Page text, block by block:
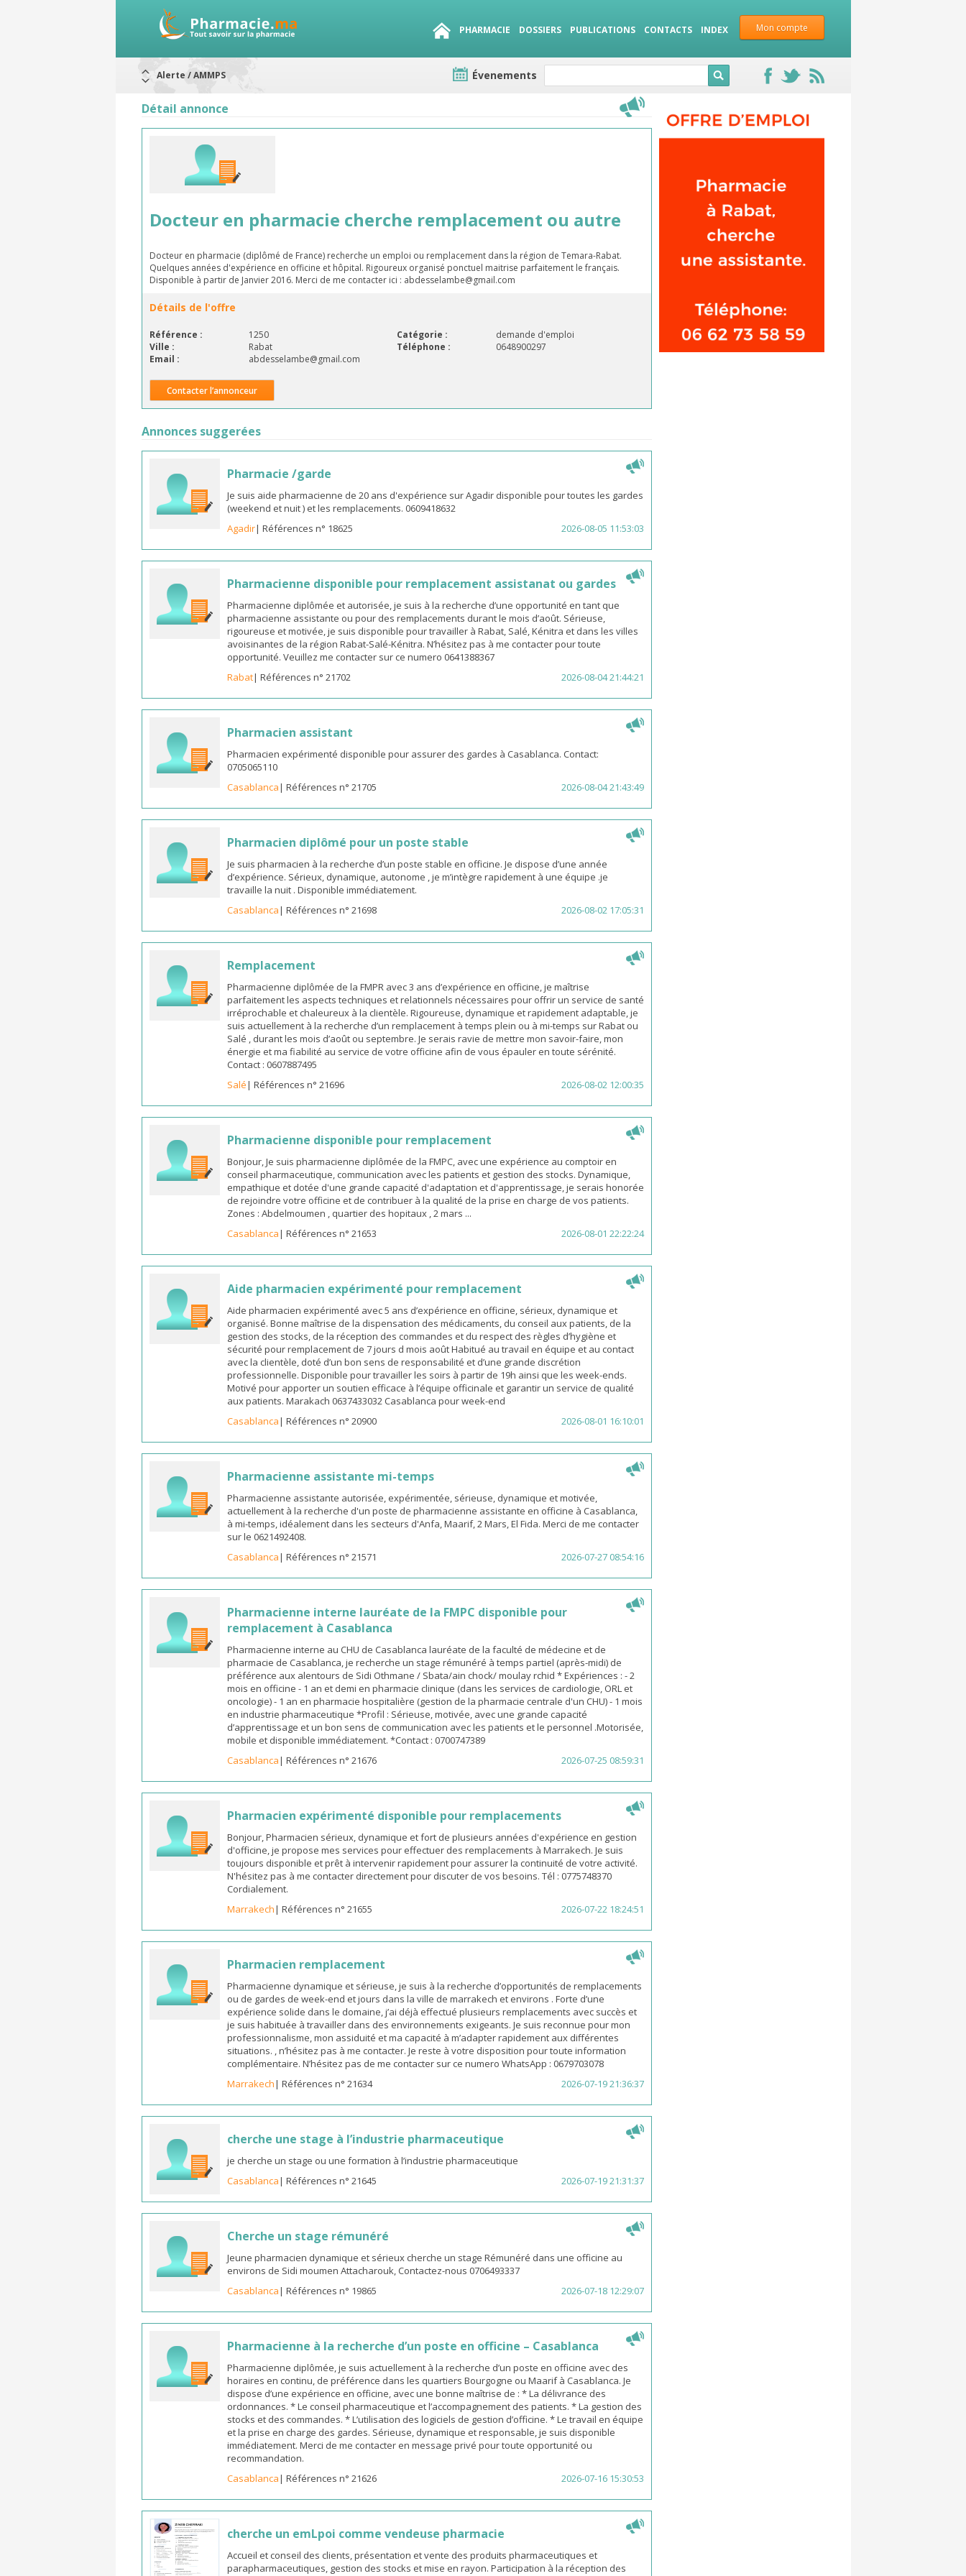
Mon compte
PHARMACIE DOSSIERS PUBLICATIONS CONTACTS INDEX
Alerte / AMMPS
ARRÊT DE COMMERCIALISATION
Rappel de lots : préparations lactées
Évenements
Détail annonce
Docteur en pharmacie cherche remplacement ou autre
Docteur en pharmacie (diplômé de France) recherche un emploi ou remplacement dans la région de Temara-Rabat.
Quelques années d'expérience en officine et hôpital. Rigoureux organisé ponctuel maitrise parfaitement le français.
Disponible à partir de Janvier 2016. Merci de me contacter ici : abdesselambe@gmail.com
Détails de l'offre
Référence : 1250 Catégorie :
demande d'emploi
Ville :
Rabat Téléphone :
0648900297
Email :
abdesselambe@gmail.com
Contacter l’annonceur
Annonces suggerées
Pharmacie /garde
Je suis aide pharmacienne de 20 ans d'expérience sur Agadir disponible pour toutes les gardes
(weekend et nuit ) et les remplacements. 0609418632
Agadir| Références n° 18625 2026-08-05 11:53:03
Pharmacienne disponible pour remplacement assistanat ou gardes
Pharmacienne diplômée et autorisée, je suis à la recherche d’une opportunité en tant que
pharmacienne assistante ou pour des remplacements durant le mois d’août. Sérieuse,
rigoureuse et motivée, je suis disponible pour travailler à Rabat, Salé, Kénitra et dans les villes
avoisinantes de la région Rabat-Salé-Kénitra. N’hésitez pas à me contacter pour toute
opportunité. Veuillez me contacter sur ce numero 0641388367
Rabat| Références n° 21702 2026-08-04 21:44:21
Pharmacien assistant
Pharmacien expérimenté disponible pour assurer des gardes à Casablanca. Contact:
0705065110
Casablanca| Références n° 21705 2026-08-04 21:43:49
Pharmacien diplômé pour un poste stable
Je suis pharmacien à la recherche d’un poste stable en officine. Je dispose d’une année
d’expérience. Sérieux, dynamique, autonome , je m’intègre rapidement à une équipe .je
travaille la nuit . Disponible immédiatement.
Casablanca| Références n° 21698 2026-08-02 17:05:31
Remplacement
Pharmacienne diplômée de la FMPR avec 3 ans d’expérience en officine, je maîtrise
parfaitement les aspects techniques et relationnels nécessaires pour offrir un service de santé
irréprochable et chaleureux à la clientèle. Rigoureuse, dynamique et rapidement adaptable, je
suis actuellement à la recherche d’un remplacement à temps plein ou à mi-temps sur Rabat ou
Salé , durant les mois d’août ou septembre. Je serais ravie de mettre mon savoir-faire, mon
énergie et ma fiabilité au service de votre officine afin de vous épauler en toute sérénité.
Contact : 0607887495
Salé| Références n° 21696 2026-08-02 12:00:35
Pharmacienne disponible pour remplacement
Bonjour, Je suis pharmacienne diplômée de la FMPC, avec une expérience au comptoir en
conseil pharmaceutique, communication avec les patients et gestion des stocks. Dynamique,
empathique et dotée d'une grande capacité d'adaptation et d'apprentissage, je serais honorée
de rejoindre votre officine et de contribuer à la qualité de la prise en charge de vos patients.
Zones : Abdelmoumen , quartier des hopitaux , 2 mars ...
Casablanca| Références n° 21653 2026-08-01 22:22:24
Aide pharmacien expérimenté pour remplacement
Aide pharmacien expérimenté avec 5 ans d’expérience en officine, sérieux, dynamique et
organisé. Bonne maîtrise de la dispensation des médicaments, du conseil aux patients, de la
gestion des stocks, de la réception des commandes et du respect des règles d’hygiène et
sécurité pour remplacement de 7 jours d mois août Habitué au travail en équipe et au contact
avec la clientèle, doté d’un bon sens de responsabilité et d’une grande discrétion
professionnelle. Disponible pour travailler les soirs à partir de 19h ainsi que les week-ends.
Motivé pour apporter un soutien efficace à l’équipe officinale et garantir un service de qualité
aux patients. Marakach 0637433032 Casablanca pour week-end
Casablanca| Références n° 20900 2026-08-01 16:10:01
Pharmacienne assistante mi-temps
Pharmacienne assistante autorisée, expérimentée, sérieuse, dynamique et motivée,
actuellement à la recherche d'un poste de pharmacienne assistante en officine à Casablanca,
à mi-temps, idéalement dans les secteurs d'Anfa, Maarif, 2 Mars, El Fida. Merci de me contacter
sur le 0621492408.
Casablanca| Références n° 21571 2026-07-27 08:54:16
Pharmacienne interne lauréate de la FMPC disponible pour
remplacement à Casablanca
Pharmacienne interne au CHU de Casablanca lauréate de la faculté de médecine et de
pharmacie de Casablanca, je recherche un stage rémunéré à temps partiel (après-midi) de
préférence aux alentours de Sidi Othmane / Sbata/ain chock/ moulay rchid * Expériences : - 2
mois en officine - 1 an et demi en pharmacie clinique (dans les services de cardiologie, ORL et
oncologie) - 1 an en pharmacie hospitalière (gestion de la pharmacie centrale d'un CHU) - 1 mois
en industrie pharmaceutique *Profil : Sérieuse, motivée, avec une grande capacité
d’apprentissage et un bon sens de communication avec les patients et le personnel .Motorisée,
mobile et disponible immédiatement. *Contact : 0700747389
Casablanca| Références n° 21676 2026-07-25 08:59:31
Pharmacien expérimenté disponible pour remplacements
Bonjour, Pharmacien sérieux, dynamique et fort de plusieurs années d'expérience en gestion
d'officine, je propose mes services pour effectuer des remplacements à Marrakech. Je suis
toujours disponible et prêt à intervenir rapidement pour assurer la continuité de votre activité.
N'hésitez pas à me contacter directement pour discuter de vos besoins. Tél : 0775748370
Cordialement.
Marrakech| Références n° 21655 2026-07-22 18:24:51
Pharmacien remplacement
Pharmacienne dynamique et sérieuse, je suis à la recherche d’opportunités de remplacements
ou de gardes de week-end et jours dans la ville de marrakech et environs . Forte d’une
expérience solide dans le domaine, j’ai déjà effectué plusieurs remplacements avec succès et
je suis habituée à travailler dans des environnements exigeants. Je suis reconnue pour mon
professionnalisme, mon assiduité et ma capacité à m’adapter rapidement aux différentes
situations. , n’hésitez pas à me contacter. Je reste à votre disposition pour toute information
complémentaire. N’hésitez pas de me contacter sur ce numero WhatsApp : 0679703078
Marrakech| Références n° 21634 2026-07-19 21:36:37
cherche une stage à l’industrie pharmaceutique
je cherche un stage ou une formation à l’industrie pharmaceutique
Casablanca| Références n° 21645 2026-07-19 21:31:37
Cherche un stage rémunéré
Jeune pharmacien dynamique et sérieux cherche un stage Rémunéré dans une officine au
environs de Sidi moumen Attacharouk, Contactez-nous 0706493337
Casablanca| Références n° 19865 2026-07-18 12:29:07
Pharmacienne à la recherche d’un poste en officine – Casablanca
Pharmacienne diplômée, je suis actuellement à la recherche d’un poste en officine avec des
horaires en continu, de préférence dans les quartiers Bourgogne ou Maarif à Casablanca. Je
dispose d’une expérience en officine, avec une bonne maîtrise de : * La délivrance des
ordonnances. * Le conseil pharmaceutique et l’accompagnement des patients. * La gestion des
stocks et des commandes. * L’utilisation des logiciels de gestion d’officine. * Le travail en équipe
et la prise en charge des gardes. Sérieuse, dynamique et responsable, je suis disponible
immédiatement. Merci de me contacter en message privé pour toute opportunité ou
recommandation.
Casablanca| Références n° 21626 2026-07-16 15:30:53
cherche un emLpoi comme vendeuse pharmacie
Accueil et conseil des clients, présentation et vente des produits pharmaceutiques et
parapharmaceutiques, gestion des stocks et mise en rayon. Participation à la réception des